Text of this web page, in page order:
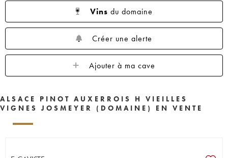
Vins du domaine
Créer une alerte
Ajouter à ma cave
ALSACE PINOT AUXERROIS H VIEILLES
VIGNES JOSMEYER (DOMAINE) EN VENTE